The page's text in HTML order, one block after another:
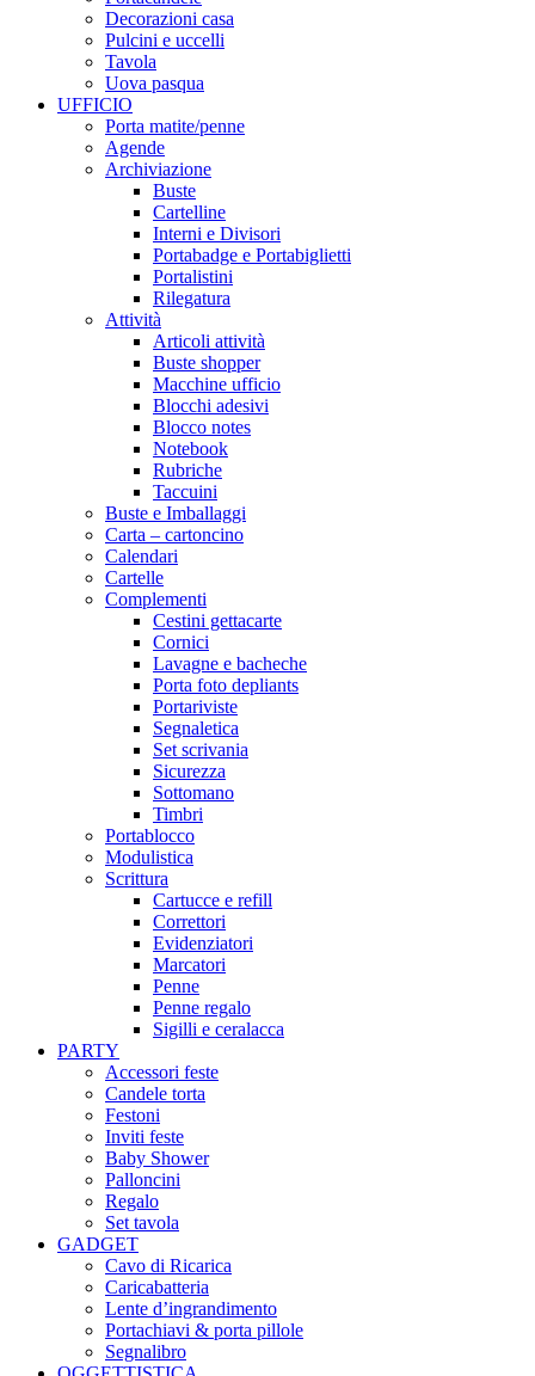
Decorazioni casa
Pulcini e uccelli
Tavola
Uova pasqua
UFFICIO
Porta matite/penne
Agende
Archiviazione
Buste
Cartelline
Interni e Divisori
Portabadge e Portabiglietti
Portalistini
Rilegatura
Attività
Articoli attività
Buste shopper
Macchine ufficio
Blocchi adesivi
Blocco notes
Notebook
Rubriche
Taccuini
Buste e Imballaggi
Carta – cartoncino
Calendari
Cartelle
Complementi
Cestini gettacarte
Cornici
Lavagne e bacheche
Porta foto depliants
Portariviste
Segnaletica
Set scrivania
Sicurezza
Sottomano
Timbri
Portablocco
Modulistica
Scrittura
Cartucce e refill
Correttori
Evidenziatori
Marcatori
Penne
Penne regalo
Sigilli e ceralacca
PARTY
Accessori feste
Candele torta
Festoni
Inviti feste
Baby Shower​
Palloncini
Regalo
Set tavola
GADGET
Cavo di Ricarica
Caricabatteria
Lente d’ingrandimento
Portachiavi & porta pillole
Segnalibro